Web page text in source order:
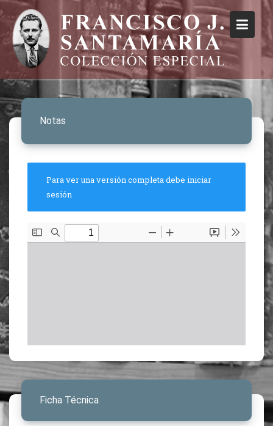
Notas
Para ver una versión completa debe iniciar
sesión
Ficha Técnica